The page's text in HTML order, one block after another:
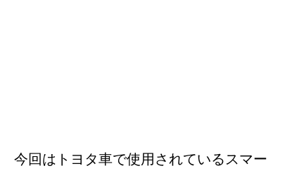
今回はトヨタ車で使用されているスマー